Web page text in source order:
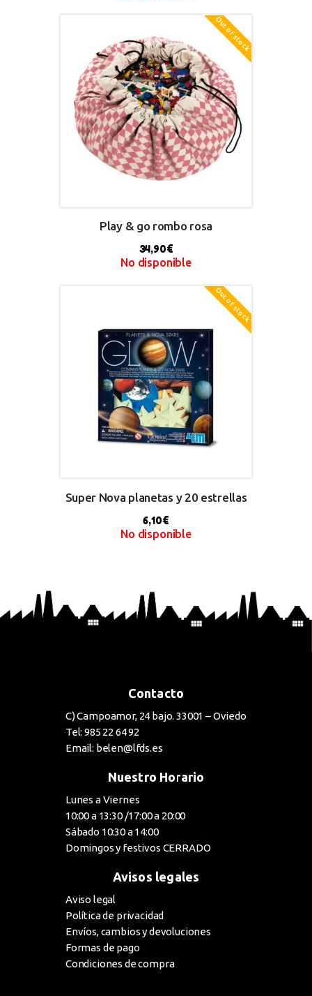
Out of stock
Play & go rombo rosa
34,90€
No disponible
Out of stock
Super Nova planetas y 20 estrellas
6,10€
No disponible
Contacto
C) Campoamor, 24 bajo. 33001 – Oviedo
Tel: 985 22 64 92
Email: belen@lfds.es
Nuestro Horario
Lunes a Viernes
10:00 a 13:30 /17:00 a 20:00
Sábado 10:30 a 14:00
Domingos y festivos CERRADO
Avisos legales
Aviso legal
Política de privacidad
Envíos, cambios y devoluciones
Formas de pago
Condiciones de compra